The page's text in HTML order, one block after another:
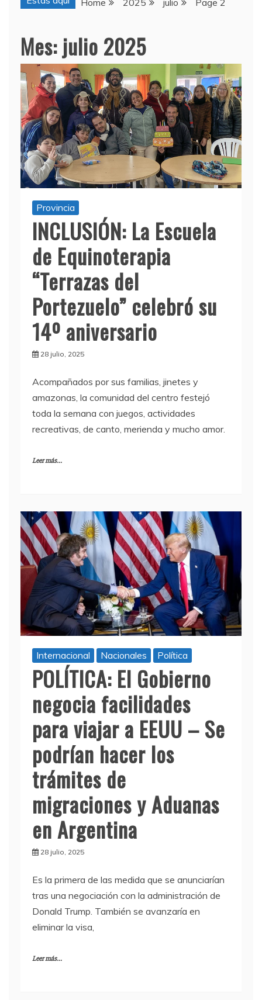
Home 2025 julio Page 2
Mes: julio 2025
Provincia
INCLUSIÓN: La Escuela
de Equinoterapia
“Terrazas del
Portezuelo” celebró su
14º aniversario
28 julio, 2025
Acompañados por sus familias, jinetes y
amazonas, la comunidad del centro festejó
toda la semana con juegos, actividades
recreativas, de canto, merienda y mucho amor.
Leer más...
Internacional Nacionales Política
POLÍTICA: El Gobierno
negocia facilidades
para viajar a EEUU – Se
podrían hacer los
trámites de
migraciones y Aduanas
en Argentina
28 julio, 2025
Es la primera de las medida que se anunciarían
tras una negociación con la administración de
Donald Trump. También se avanzaría en
eliminar la visa,
Leer más...